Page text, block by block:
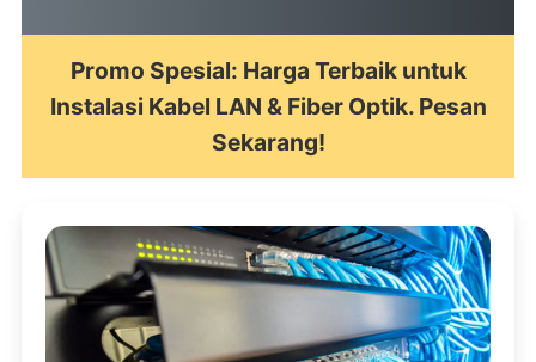
Promo Spesial: Harga Terbaik untuk
Instalasi Kabel LAN & Fiber Optik. Pesan
Sekarang!